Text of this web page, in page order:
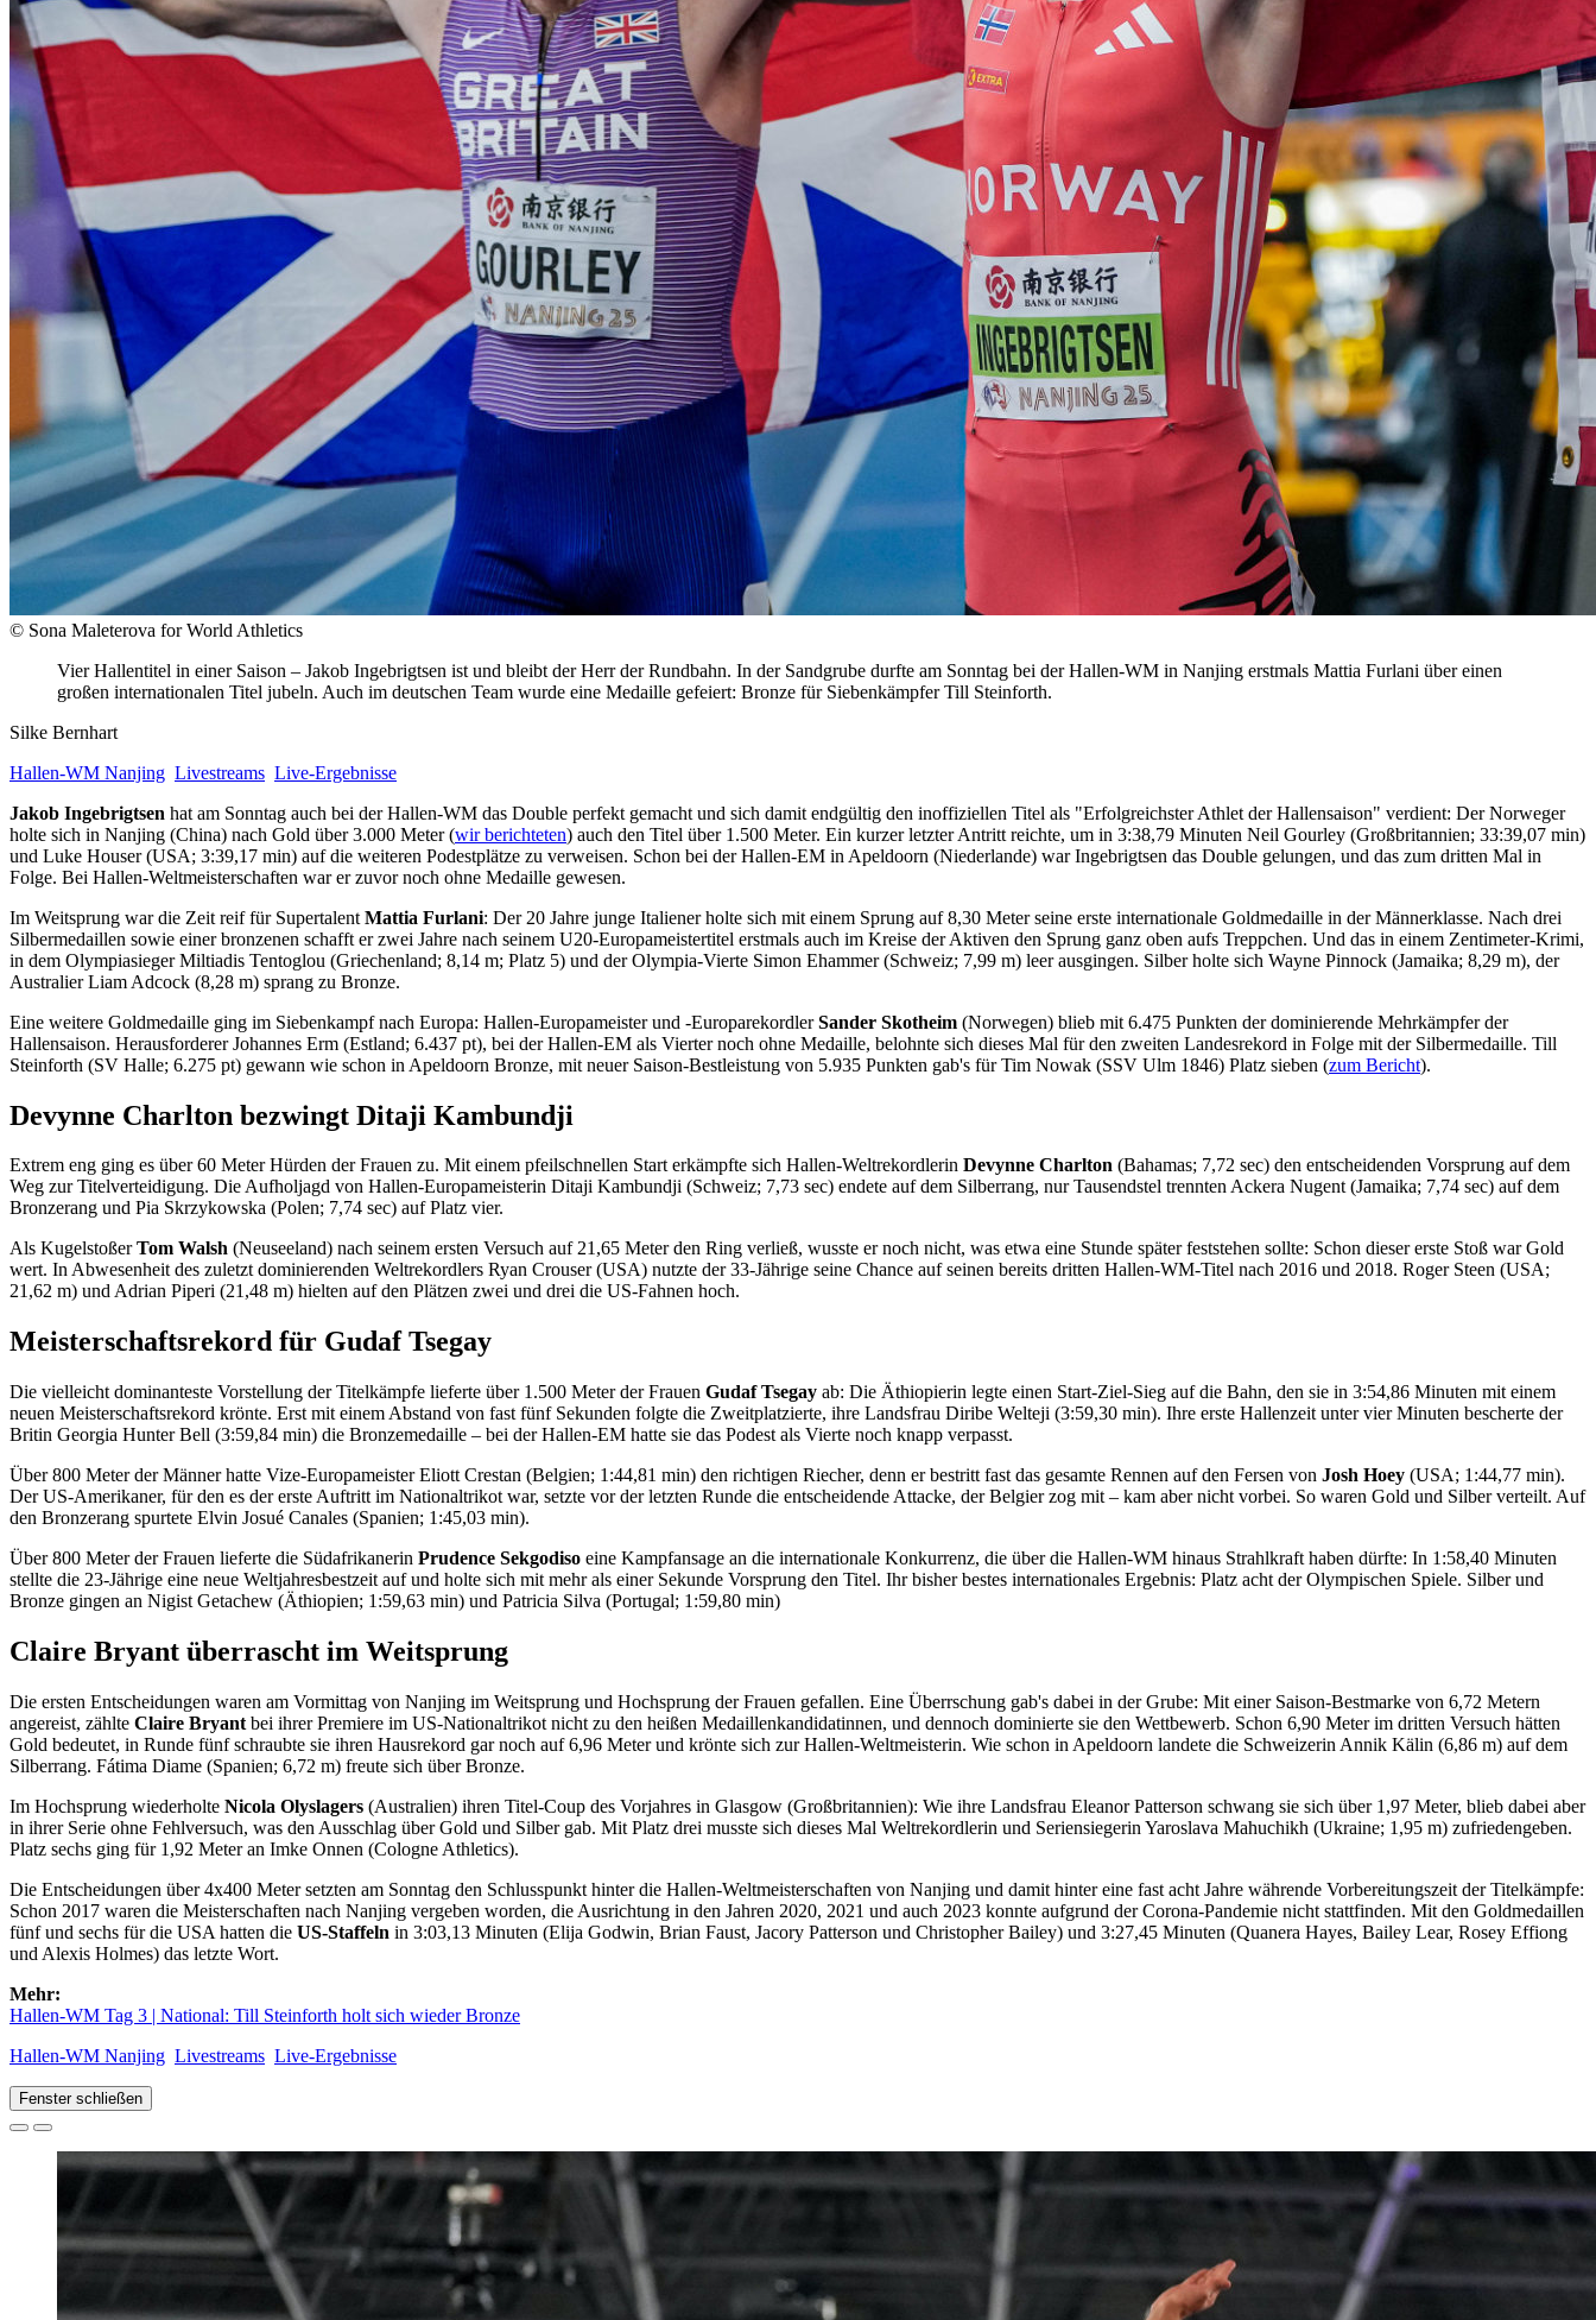
© Sona Maleterova for World Athletics
Vier Hallentitel in einer Saison – Jakob Ingebrigtsen ist und bleibt der Herr der Rundbahn. In der Sandgrube durfte am Sonntag bei der Hallen-WM in Nanjing erstmals Mattia Furlani über einen
großen internationalen Titel jubeln. Auch im deutschen Team wurde eine Medaille gefeiert: Bronze für Siebenkämpfer Till Steinforth.
Silke Bernhart
Hallen-WM Nanjing Livestreams Live-Ergebnisse
Jakob Ingebrigtsen hat am Sonntag auch bei der Hallen-WM das Double perfekt gemacht und sich damit endgültig den inoffiziellen Titel als "Erfolgreichster Athlet der Hallensaison" verdient: Der Norweger
holte sich in Nanjing (China) nach Gold über 3.000 Meter (wir berichteten) auch den Titel über 1.500 Meter. Ein kurzer letzter Antritt reichte, um in 3:38,79 Minuten Neil Gourley (Großbritannien; 33:39,07 min)
und Luke Houser (USA; 3:39,17 min) auf die weiteren Podestplätze zu verweisen. Schon bei der Hallen-EM in Apeldoorn (Niederlande) war Ingebrigtsen das Double gelungen, und das zum dritten Mal in
Folge. Bei Hallen-Weltmeisterschaften war er zuvor noch ohne Medaille gewesen.
Im Weitsprung war die Zeit reif für Supertalent Mattia Furlani: Der 20 Jahre junge Italiener holte sich mit einem Sprung auf 8,30 Meter seine erste internationale Goldmedaille in der Männerklasse. Nach drei
Silbermedaillen sowie einer bronzenen schafft er zwei Jahre nach seinem U20-Europameistertitel erstmals auch im Kreise der Aktiven den Sprung ganz oben aufs Treppchen. Und das in einem Zentimeter-Krimi,
in dem Olympiasieger Miltiadis Tentoglou (Griechenland; 8,14 m; Platz 5) und der Olympia-Vierte Simon Ehammer (Schweiz; 7,99 m) leer ausgingen. Silber holte sich Wayne Pinnock (Jamaika; 8,29 m), der
Australier Liam Adcock (8,28 m) sprang zu Bronze.
Eine weitere Goldmedaille ging im Siebenkampf nach Europa: Hallen-Europameister und -EuroparekordlerSander Skotheim (Norwegen) blieb mit 6.475 Punkten der dominierende Mehrkämpfer der
Hallensaison. Herausforderer Johannes Erm (Estland; 6.437 pt), bei der Hallen-EM als Vierter noch ohne Medaille, belohnte sich dieses Mal für den zweiten Landesrekord in Folge mit der Silbermedaille. Till
Steinforth (SV Halle; 6.275 pt) gewann wie schon in Apeldoorn Bronze, mit neuer Saison-Bestleistung von 5.935 Punkten gab's für Tim Nowak (SSV Ulm 1846) Platz sieben (zum Bericht).
Devynne Charlton bezwingt Ditaji Kambundji
Extrem eng ging es über 60 Meter Hürden der Frauen zu. Mit einem pfeilschnellen Start erkämpfte sich Hallen-Weltrekordlerin Devynne Charlton (Bahamas; 7,72 sec) den entscheidenden Vorsprung auf dem
Weg zur Titelverteidigung. Die Aufholjagd von Hallen-Europameisterin Ditaji Kambundji (Schweiz; 7,73 sec) endete auf dem Silberrang, nur Tausendstel trennten Ackera Nugent (Jamaika; 7,74 sec) auf dem
Bronzerang und Pia Skrzykowska (Polen; 7,74 sec) auf Platz vier.
Als KugelstoßerTom Walsh (Neuseeland) nach seinem ersten Versuch auf 21,65 Meter den Ring verließ, wusste er noch nicht, was etwa eine Stunde später feststehen sollte: Schon dieser erste Stoß war Gold
wert. In Abwesenheit des zuletzt dominierenden Weltrekordlers Ryan Crouser (USA) nutzte der 33-Jährige seine Chance auf seinen bereits dritten Hallen-WM-Titel nach 2016 und 2018. Roger Steen (USA;
21,62 m) und Adrian Piperi (21,48 m) hielten auf den Plätzen zwei und drei die US-Fahnen hoch.
Meisterschaftsrekord für Gudaf Tsegay
Die vielleicht dominanteste Vorstellung der Titelkämpfe lieferte über 1.500 Meter der Frauen Gudaf Tsegay ab: Die Äthiopierin legte einen Start-Ziel-Sieg auf die Bahn, den sie in 3:54,86 Minuten mit einem
neuen Meisterschaftsrekord krönte. Erst mit einem Abstand von fast fünf Sekunden folgte die Zweitplatzierte, ihre Landsfrau Diribe Welteji (3:59,30 min). Ihre erste Hallenzeit unter vier Minuten bescherte der
Britin Georgia Hunter Bell (3:59,84 min) die Bronzemedaille – bei der Hallen-EM hatte sie das Podest als Vierte noch knapp verpasst.
Über 800 Meter der Männer hatte Vize-Europameister Eliott Crestan (Belgien; 1:44,81 min) den richtigen Riecher, denn er bestritt fast das gesamte Rennen auf den Fersen von Josh Hoey (USA; 1:44,77 min).
Der US-Amerikaner, für den es der erste Auftritt im Nationaltrikot war, setzte vor der letzten Runde die entscheidende Attacke, der Belgier zog mit – kam aber nicht vorbei. So waren Gold und Silber verteilt. Auf
den Bronzerang spurtete Elvin Josué Canales (Spanien; 1:45,03 min).
Über 800 Meter der Frauen lieferte die Südafrikanerin Prudence Sekgodiso eine Kampfansage an die internationale Konkurrenz, die über die Hallen-WM hinaus Strahlkraft haben dürfte: In 1:58,40 Minuten
stellte die 23-Jährige eine neue Weltjahresbestzeit auf und holte sich mit mehr als einer Sekunde Vorsprung den Titel. Ihr bisher bestes internationales Ergebnis: Platz acht der Olympischen Spiele. Silber und
Bronze gingen an Nigist Getachew (Äthiopien; 1:59,63 min) und Patricia Silva (Portugal; 1:59,80 min)
Claire Bryant überrascht im Weitsprung
Die ersten Entscheidungen waren am Vormittag von Nanjing im Weitsprung und Hochsprung der Frauen gefallen. Eine Überrschung gab's dabei in der Grube: Mit einer Saison-Bestmarke von 6,72 Metern
angereist, zählte Claire Bryant bei ihrer Premiere im US-Nationaltrikot nicht zu den heißen Medaillenkandidatinnen, und dennoch dominierte sie den Wettbewerb. Schon 6,90 Meter im dritten Versuch hätten
Gold bedeutet, in Runde fünf schraubte sie ihren Hausrekord gar noch auf 6,96 Meter und krönte sich zur Hallen-Weltmeisterin. Wie schon in Apeldoorn landete die Schweizerin Annik Kälin (6,86 m) auf dem
Silberrang. Fátima Diame (Spanien; 6,72 m) freute sich über Bronze.
Im Hochsprung wiederholte Nicola Olyslagers (Australien) ihren Titel-Coup des Vorjahres in Glasgow (Großbritannien): Wie ihre Landsfrau Eleanor Patterson schwang sie sich über 1,97 Meter, blieb dabei aber
in ihrer Serie ohne Fehlversuch, was den Ausschlag über Gold und Silber gab. Mit Platz drei musste sich dieses Mal Weltrekordlerin und Seriensiegerin Yaroslava Mahuchikh (Ukraine; 1,95 m) zufriedengeben.
Platz sechs ging für 1,92 Meter an Imke Onnen (Cologne Athletics).
Die Entscheidungen über 4x400 Meter setzten am Sonntag den Schlusspunkt hinter die Hallen-Weltmeisterschaften von Nanjing und damit hinter eine fast acht Jahre währende Vorbereitungszeit der Titelkämpfe:
Schon 2017 waren die Meisterschaften nach Nanjing vergeben worden, die Ausrichtung in den Jahren 2020, 2021 und auch 2023 konnte aufgrund der Corona-Pandemie nicht stattfinden. Mit den Goldmedaillen
fünf und sechs für die USA hatten die US-Staffeln in 3:03,13 Minuten (Elija Godwin, Brian Faust, Jacory Patterson und Christopher Bailey) und 3:27,45 Minuten (Quanera Hayes, Bailey Lear, Rosey Effiong
und Alexis Holmes) das letzte Wort.
Mehr:
Hallen-WM Tag 3 | National: Till Steinforth holt sich wieder Bronze
Hallen-WM Nanjing Livestreams Live-Ergebnisse
Fenster schließen